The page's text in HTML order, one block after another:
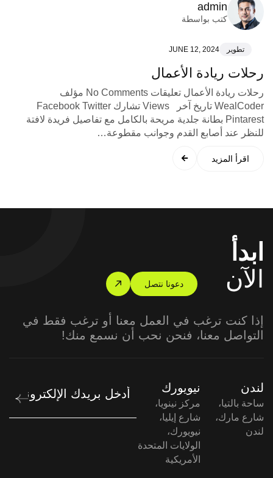
admin
كتب بواسطة
تطوير JUNE 12, 2024
رحلات ريادة الأعمال
رحلات ريادة الأعمال تعليقات No Comments مؤلف
WealCoder تاريخ آخر Views تشارك Facebook Twitter
Pintarest بطانة جلدية مريحة بالكامل مع تفاصيل فريدة لافتة
للنظر عند أصابع القدم وجوانب مقطوعة…
اقرأ المزيد
ابدأ
الآن
دعونا نتصل
إذا كنت ترغب في العمل معنا أو ترغب فقط في
التواصل معنا، فنحن نحب أن نسمع منك!
لندن
ساحة بالتيا،
شارع مارك،
لندن
نيويورك
مركز نينويا،
شارع إيليا،
نيويورك،
الولايات المتحدة
الأمريكية